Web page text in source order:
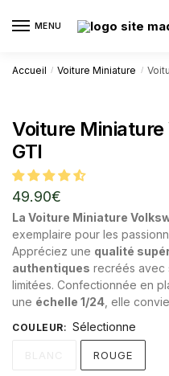
MENU
Accueil / Voiture Miniature /
Voiture
GTI
49.90€
La Voiture Miniature
exemplaire pour les
Appréciez une qualité
authentiques recréés avec
limitées. Confectionnée en
une échelle 1/24 , elle
COULEUR: Sélectionne
ROUGE